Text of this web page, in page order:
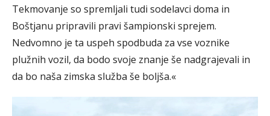
Tekmovanje so spremljali tudi sodelavci doma in
Boštjanu pripravili pravi šampionski sprejem.
Nedvomno je ta uspeh spodbuda za vse voznike
plužnih vozil, da bodo svoje znanje še nadgrajevali in
da bo naša zimska služba še boljša.«